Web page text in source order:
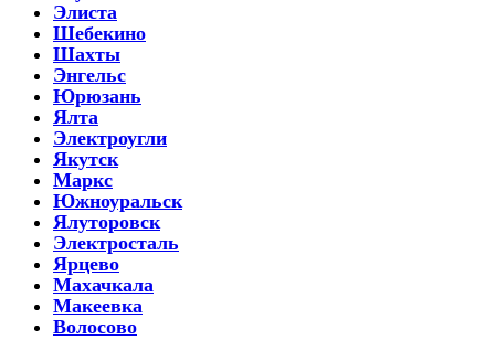
Элиста
Шебекино
Шахты
Энгельс
Юрюзань
Ялта
Электроугли
Якутск
Маркс
Южноуральск
Ялуторовск
Электросталь
Ярцево
Махачкала
Макеевка
Волосово